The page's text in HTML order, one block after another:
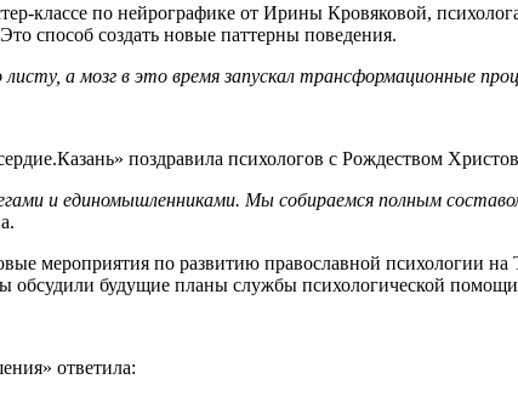
классе по нейрографике от Ирины Кровяковой,
способ создать новые паттерны поведения.
а мозг в это время запускал трансформационные
поздравила психологов с Рождеством
и единомышленниками. Мы собираемся полным
мероприятия по развитию православной психологии на
обсудили будущие планы службы психологической
ответила: